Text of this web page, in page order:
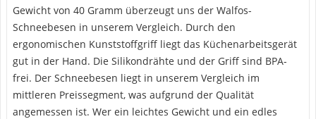
Gewicht von 40 Gramm überzeugt uns der Walfos-
Schneebesen in unserem Vergleich. Durch den
ergonomischen Kunststoffgriff liegt das Küchenarbeitsgerät
gut in der Hand. Die Silikondrähte und der Griff sind BPA-
frei. Der Schneebesen liegt in unserem Vergleich im
mittleren Preissegment, was aufgrund der Qualität
angemessen ist. Wer ein leichtes Gewicht und ein edles